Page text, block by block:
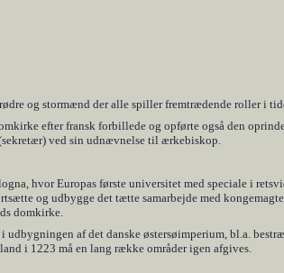
og stormænd der alle spiller fremtrædende roller i
efter fransk forbillede og opførte også den
ved sin udnævnelse til ærkebiskop.
hvor Europas første universitet med speciale i
og udbygge det tætte samarbejde med
domkirke.
udbygningen af det danske østersøimperium, bl.a.
i 1223 må en lang række områder igen afgives.